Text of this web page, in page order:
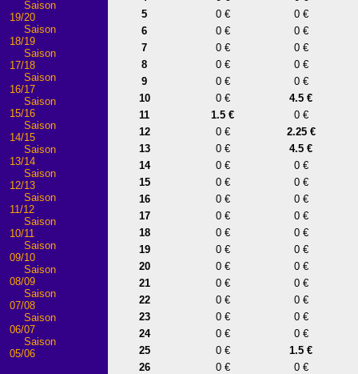
Saison
19/20
Saison
18/19
Saison
17/18
Saison
16/17
Saison
15/16
Saison
14/15
Saison
13/14
Saison
12/13
Saison
11/12
Saison
10/11
Saison
09/10
Saison
08/09
Saison
07/08
Saison
06/07
Saison
05/06
5
0 €
0 €
6
0 €
0 €
7
0 €
0 €
8
0 €
0 €
9
0 €
0 €
10
0 €
4.5 €
11
1.5 €
0 €
12
0 €
2.25 €
13
0 €
4.5 €
14
0 €
0 €
15
0 €
0 €
16
0 €
0 €
17
0 €
0 €
18
0 €
0 €
19
0 €
0 €
20
0 €
0 €
21
0 €
0 €
22
0 €
0 €
23
0 €
0 €
24
0 €
0 €
25
0 €
1.5 €
26
0 €
0 €